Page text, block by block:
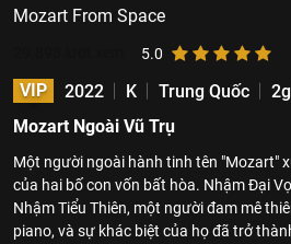
Mozart From Space
5.0
VIP 2022 K Trung Quốc
Mozart Ngoài Vũ Trụ
Một người ngoài hành tinh tên "Mozart"
của hai bố con vốn bất hòa. Nhậm Đại
Nhậm Tiểu Thiên, một người đam mê
piano, và sự khác biệt của họ đã trở